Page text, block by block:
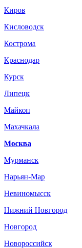
Киров
Кисловодск
Кострома
Краснодар
Курск
Липецк
Майкоп
Махачкала
Москва
Мурманск
Нарьян-Мар
Невиномысск
Нижний Новгород
Новгород
Новороссийск